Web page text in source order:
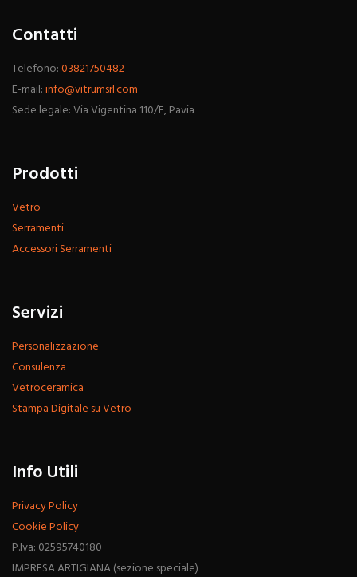
Contatti
Telefono:03821750482
E-mail:info@vitrumsrl.com
Sede legale: Via Vigentina 110/F, Pavia
Prodotti
Vetro
Serramenti
Accessori Serramenti
Servizi
Personalizzazione
Consulenza
Vetroceramica
Stampa Digitale su Vetro
Info Utili
Privacy Policy
Cookie Policy
P.Iva: 02595740180
IMPRESA ARTIGIANA (sezione speciale)